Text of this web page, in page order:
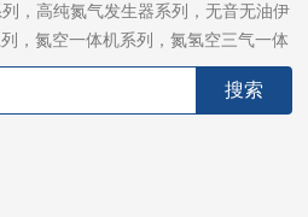
，高纯氮气发生器系列，无音无油伊
，氮空一体机系列，氮氢空三气一体
日本DKK-TOA水质分析，水质检测
，DO计，电导计，多功能计，